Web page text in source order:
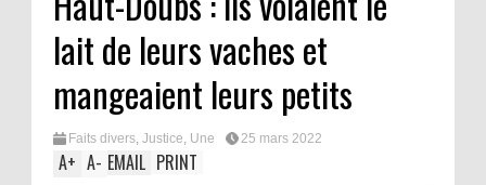
lait de leurs vaches et
mangeaient leurs petits
Faits divers, Justice, Une 25 mars 2022
A+ A- EMAIL PRINT